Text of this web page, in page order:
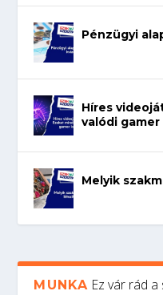
Pénzügyi
Híres
valódi gamer
Melyik
MUNKA Ez vár rád a